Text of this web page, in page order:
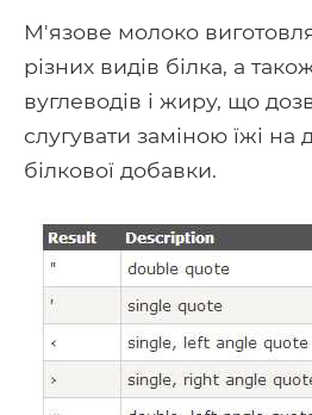
М'язове молоко
різних видів білка, а
вуглеводів і жиру, що
слугувати заміною їжі на
білкової добавки.